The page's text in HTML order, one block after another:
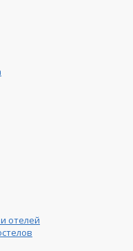
отелей